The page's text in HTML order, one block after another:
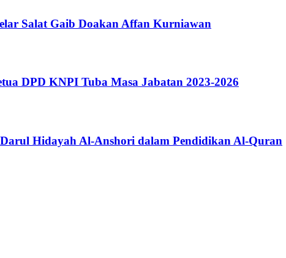
Salat Gaib Doakan Affan Kurniawan
DPD KNPI Tuba Masa Jabatan 2023-2026
Hidayah Al-Anshori dalam Pendidikan Al-Quran